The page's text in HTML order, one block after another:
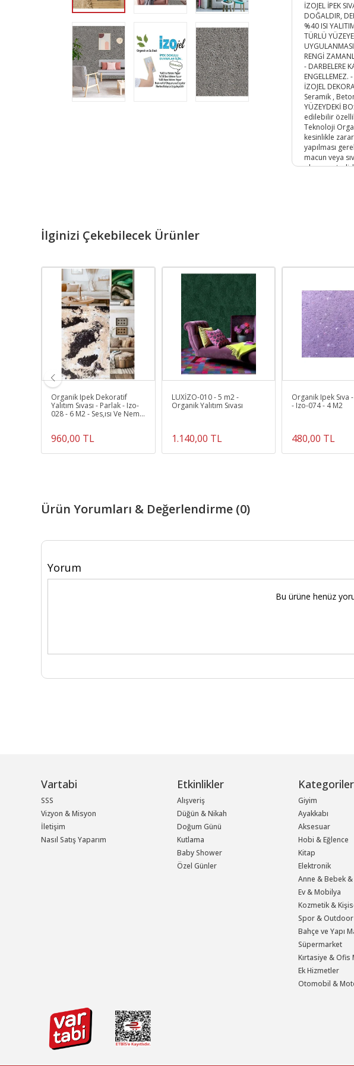
İZOJEL İPEK
DOĞALDIR,
%40 ISI
TÜRLÜ
RENGİ
- DARBELERE
ENGELLEMEZ.
İZOJEL
Seramik ,
YÜZEYDEKİ
edilebilir
Teknoloji
kesinlikle
yapılması
macun veya
olması
Ürün Kodu :
İlginizi Çekebilecek Ürünler
Organik Ipek Dekoratif
Yalıtım Sıvası - Parlak - Izo-
028 - 6 M2 - Ses,ısı Ve Nem
960,00 TL
LUXİZO-010 - 5 m2 -
Organik Yalıtım Sıvası
1.140,00 TL
Organik Ipek Sıva - Gri
- Izo-074 - 4 M2
480,00 TL
Ürün Yorumları & Değerlendirme (0)
Yorum
Bu ürüne henüz
Vartabi
SSS
Vizyon & Misyon
İletişim
Nasıl Satış Yaparım
Etkinlikler
Alışveriş
Düğün & Nikah
Doğum Günü
Kutlama
Baby Shower
Özel Günler
Kategoriler
Giyim
Ayakkabı
Aksesuar
Hobi & Eğlence
Kitap
Elektronik
Anne & Bebek
Ev & Mobilya
Kozmetik &
Spor & Outdoor
Bahçe ve Yapı
Süpermarket
Kırtasiye & Ofis
Ek Hizmetler
Otomobil &